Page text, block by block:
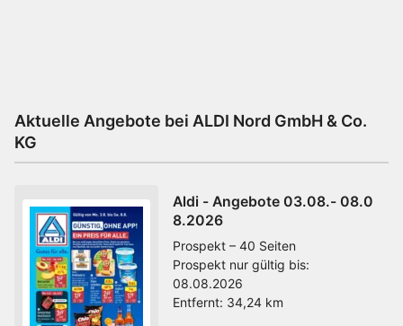
Aktuelle Angebote bei ALDI Nord GmbH & Co.
KG
Aldi - Angebote 03.08.- 08.0
8.2026
Prospekt – 40 Seiten
Prospekt nur gültig bis:
08.08.2026
Entfernt: 34,24 km